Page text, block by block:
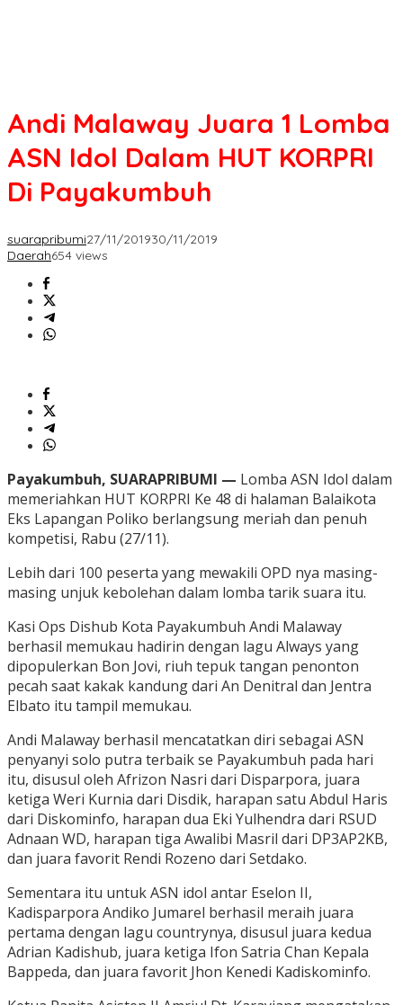
Andi Malaway Juara 1 Lomba
ASN Idol Dalam HUT KORPRI
Di Payakumbuh
suarapribumi27/11/201930/11/2019
Daerah654 views
Payakumbuh, SUARAPRIBUMI — Lomba ASN Idol dalam
memeriahkan HUT KORPRI Ke 48 di halaman Balaikota
Eks Lapangan Poliko berlangsung meriah dan penuh
kompetisi, Rabu (27/11).
Lebih dari 100 peserta yang mewakili OPD nya masing-
masing unjuk kebolehan dalam lomba tarik suara itu.
Kasi Ops Dishub Kota Payakumbuh Andi Malaway
berhasil memukau hadirin dengan lagu Always yang
dipopulerkan Bon Jovi, riuh tepuk tangan penonton
pecah saat kakak kandung dari An Denitral dan Jentra
Elbato itu tampil memukau.
Andi Malaway berhasil mencatatkan diri sebagai ASN
penyanyi solo putra terbaik se Payakumbuh pada hari
itu, disusul oleh Afrizon Nasri dari Disparpora, juara
ketiga Weri Kurnia dari Disdik, harapan satu Abdul Haris
dari Diskominfo, harapan dua Eki Yulhendra dari RSUD
Adnaan WD, harapan tiga Awalibi Masril dari DP3AP2KB,
dan juara favorit Rendi Rozeno dari Setdako.
Sementara itu untuk ASN idol antar Eselon II,
Kadisparpora Andiko Jumarel berhasil meraih juara
pertama dengan lagu countrynya, disusul juara kedua
Adrian Kadishub, juara ketiga Ifon Satria Chan Kepala
Bappeda, dan juara favorit Jhon Kenedi Kadiskominfo.